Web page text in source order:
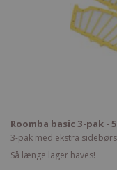
Roomba basic 3-pak -
3-pak med ekstra
Så længe lager haves!